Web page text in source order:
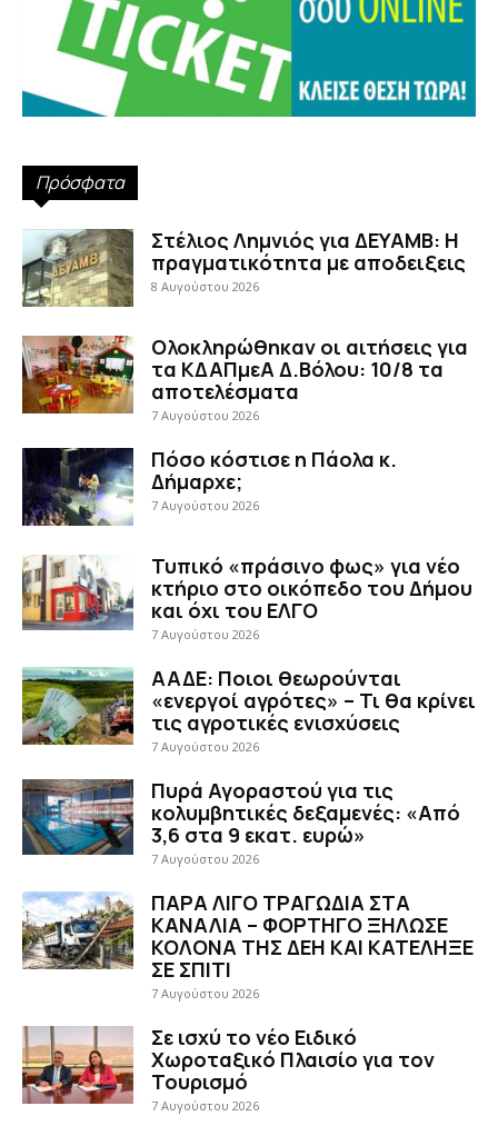
Πρόσφατα
Στέλιος Λημνιός για ΔΕΥΑΜΒ: Η
πραγματικότητα με αποδειξεις
8 Αυγούστου 2026
Ολοκληρώθηκαν οι αιτήσεις για
τα ΚΔΑΠμεΑ Δ.Βόλου: 10/8 τα
αποτελέσματα
7 Αυγούστου 2026
Πόσο κόστισε η Πάολα κ.
Δήμαρχε;
7 Αυγούστου 2026
Τυπικό «πράσινο φως» για νέο
κτήριο στο οικόπεδο του Δήμου
και όχι του ΕΛΓΟ
7 Αυγούστου 2026
ΑΑΔΕ: Ποιοι θεωρούνται
«ενεργοί αγρότες» – Τι θα κρίνει
τις αγροτικές ενισχύσεις
7 Αυγούστου 2026
Πυρά Αγοραστού για τις
κολυμβητικές δεξαμενές: «Από
3,6 στα 9 εκατ. ευρώ»
7 Αυγούστου 2026
ΠΑΡΑ ΛΙΓΟ ΤΡΑΓΩΔΙΑ ΣΤΑ
ΚΑΝΑΛΙΑ – ΦΟΡΤΗΓΟ ΞΗΛΩΣΕ
ΚΟΛΟΝΑ ΤΗΣ ΔΕΗ ΚΑΙ ΚΑΤΕΛΗΞΕ
ΣΕ ΣΠΙΤΙ
7 Αυγούστου 2026
Σε ισχύ το νέο Ειδικό
Χωροταξικό Πλαισίο για τον
Τουρισμό
7 Αυγούστου 2026